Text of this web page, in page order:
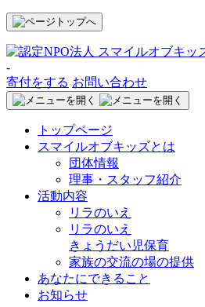
-
寄付をする お問い合わせ
トップページ
スマイルオブキッズとは
団体情報
理事・スタッフ紹介
活動内容
リラのいえ
リラのいえ
きょうだい児保育
家族の交流の場の提供
あなたにできること
お知らせ